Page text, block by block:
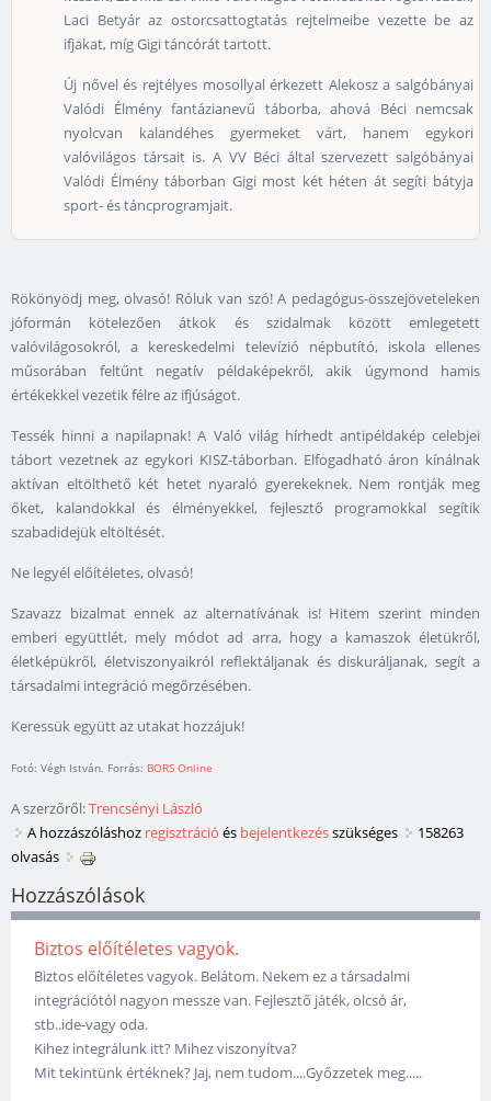
Laci Betyár az ostorcsattogtatás rejtelmeibe vezette be az
ifjakat, míg Gigi táncórát tartott.
Új nővel és rejtélyes mosollyal érkezett Alekosz a salgóbányai
Valódi Élmény fantázianevű táborba, ahová Béci nemcsak
nyolcvan kalandéhes gyermeket várt, hanem egykori
valóvilágos társait is. A VV Béci által szervezett salgóbányai
Valódi Élmény táborban Gigi most két héten át segíti bátyja
sport- és táncprogramjait.
Rökönyödj meg, olvasó! Róluk van szó! A pedagógus-összejöveteleken
jóformán kötelezően átkok és szidalmak között emlegetett
valóvilágosokról, a kereskedelmi televízió népbutító, iskola ellenes
műsorában feltűnt negatív példaképekről, akik úgymond hamis
értékekkel vezetik félre az ifjúságot.
Tessék hinni a napilapnak! A Való világ hírhedt antipéldakép celebjei
tábort vezetnek az egykori KISZ-táborban. Elfogadható áron kínálnak
aktívan eltölthető két hetet nyaraló gyerekeknek. Nem rontják meg
őket, kalandokkal és élményekkel, fejlesztő programokkal segítik
szabadidejük eltöltését.
Ne legyél előítéletes, olvasó!
Szavazz bizalmat ennek az alternatívának is! Hitem szerint minden
emberi együttlét, mely módot ad arra, hogy a kamaszok életükről,
életképükről, életviszonyaikról reflektáljanak és diskuráljanak, segít a
társadalmi integráció megőrzésében.
Keressük együtt az utakat hozzájuk!
Fotó: Végh István. Forrás: BORS Online
A szerzőről:Trencsényi László
A hozzászóláshoz regisztráció és bejelentkezésszükséges
158263
olvasás
Hozzászólások
Biztos előítéletes vagyok.
Biztos előítéletes vagyok. Belátom. Nekem ez a társadalmi
integrációtól nagyon messze van. Fejlesztő játék, olcsó ár,
stb..ide-vagy oda.
Kihez integrálunk itt? Mihez viszonyítva?
Mit tekintünk értéknek? Jaj, nem tudom....Győzzetek meg.....